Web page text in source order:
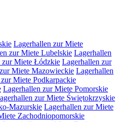
Lagerhallen zur Miete
zur Miete Lubelskie Lagerhallen
zur Miete Łódzkie Lagerhallen zur
Miete Mazowieckie Lagerhallen
Miete Podkarpackie
Lagerhallen zur Miete Pomorskie
zur Miete Świętokrzyskie
Mazurskie Lagerhallen zur Miete
Zachodniopomorskie